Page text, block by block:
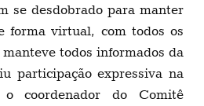
se desdobrado para manter
forma virtual, com todos os
todos informados da
participação expressiva na
o coordenador do Comitê